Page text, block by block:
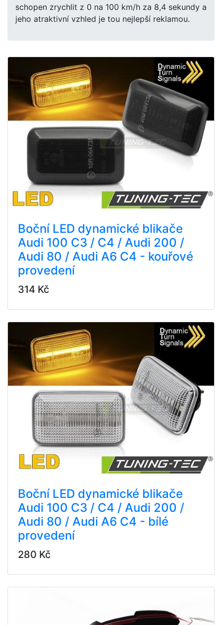
schopen zrychlit z 0 na 100 km/h za 8,4 sekundy a
jeho atraktivní vzhled je tou nejlepší reklamou.
Boční LED dynamické blikače
Audi 100 C3 / C4 / Audi 200 /
Audi 80 / Audi A6 C4 - kouřové
provedení
314 Kč
Boční LED dynamické blikače
Audi 100 C3 / C4 / Audi 200 /
Audi 80 / Audi A6 C4 - bílé
provedení
280 Kč